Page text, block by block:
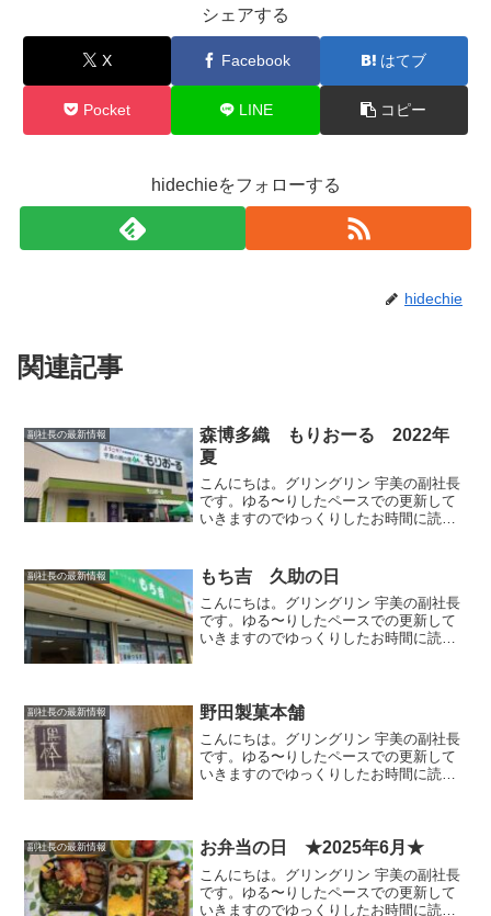
シェアする
X Facebook はてブ
Pocket LINE コピー
hidechieをフォローする
hidechie
関連記事
副社長の最新情報
森博多織 もりおーる 2022年
夏
こんにちは。グリングリン 宇美の副社長
です。ゆる〜りしたペースでの更新して
いきますのでゆっくりしたお時間に読ん
りおーるさんからイベント情報のＤＭが
届いたので行ってき...
副社長の最新情報 もち吉 久助の日
こんにちは。グリングリン 宇美の副社長
です。ゆる〜りしたペースでの更新して
いきますのでゆっくりしたお時間に読ん
まり、９日、１９日、２９...
副社長の最新情報 野田製菓本舗
こんにちは。グリングリン 宇美の副社長
です。ゆる〜りしたペースでの更新して
いきますのでゆっくりしたお時間に読ん
製菓本舗さんへ行ってき...
副社長の最新情報 お弁当の日 ★2025年6月★
こんにちは。グリングリン 宇美の副社長
です。ゆる〜りしたペースでの更新して
いきますのでゆっくりしたお時間に読ん